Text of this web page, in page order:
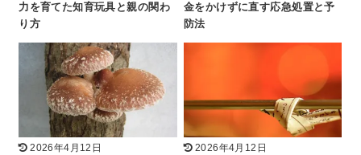
力を育てた知育玩具と親の関わ
り方
金をかけずに直す応急処置と予
防法
2026年4月12日
2026年4月12日